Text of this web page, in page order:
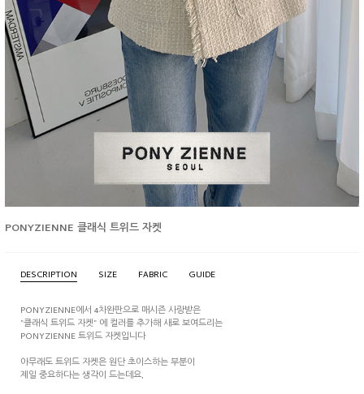
PONYZIENNE 클래식 트위드 자켓
DESCRIPTION SIZE FABRIC GUIDE
PONYZIENNE에서 4차완판으로 매시즌 사랑받은
"클래식 트위드 자켓" 에 컬러를 추가해 새로 보여드리는
PONYZIENNE 트위드 자켓입니다
아무래도 트위드 자켓은 원단 초이스하는 부분이
제일 중요하다는 생각이 드는데요,